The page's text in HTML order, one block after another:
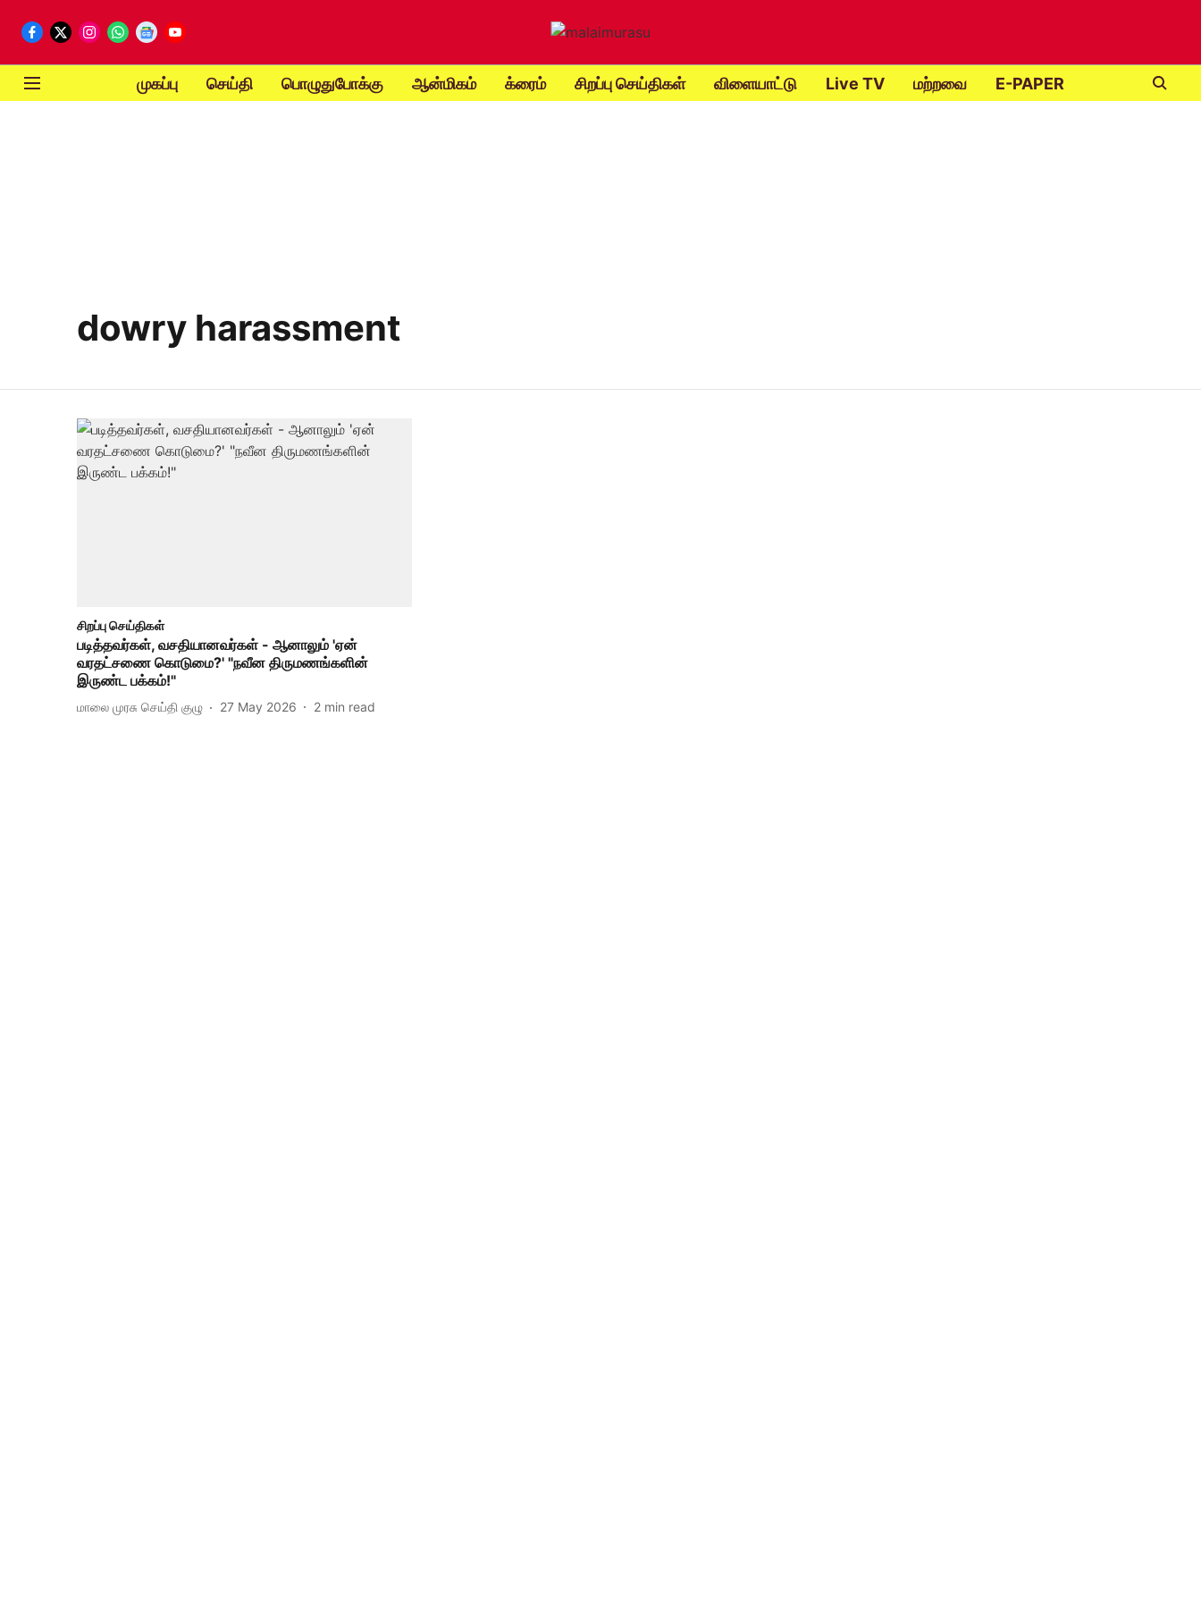
முகப்பு செய்தி பொழுதுபோக்கு ஆன்மிகம் க்ரைம் சிறப்பு செய்திகள் விளையாட்டு Live TV மற்றவை E-PAPER
dowry harassment
சிறப்பு செய்திகள்
படித்தவர்கள், வசதியானவர்கள் - ஆனாலும் 'ஏன்
வரதட்சணை கொடுமை?' "நவீன திருமணங்களின்
இருண்ட பக்கம்!"
மாலை முரசு செய்தி குழு 27 May 2026 2 min read